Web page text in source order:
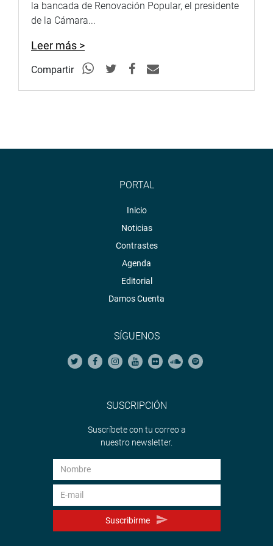
la bancada de Renovación Popular, el presidente
de la Cámara...
Leer más >
Compartir
PORTAL
Inicio
Noticias
Contrastes
Agenda
Editorial
Damos Cuenta
SÍGUENOS
SUSCRIPCIÓN
Suscríbete con tu correo a
nuestro newsletter.
Suscribirme